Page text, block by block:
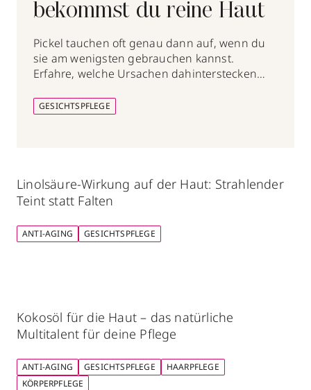
bekommst du reine Haut
Pickel tauchen oft genau dann auf, wenn du
sie am wenigsten gebrauchen kannst.
Erfahre, welche Ursachen dahinterstecken
GESICHTSPFLEGE
Linolsäure-Wirkung auf der Haut: Strahlender
Teint statt Falten
ANTI-AGING GESICHTSPFLEGE
Kokosöl für die Haut – das natürliche
Multitalent für deine Pflege
ANTI-AGING GESICHTSPFLEGE
HAARPFLEGE
KÖRPERPFLEGE